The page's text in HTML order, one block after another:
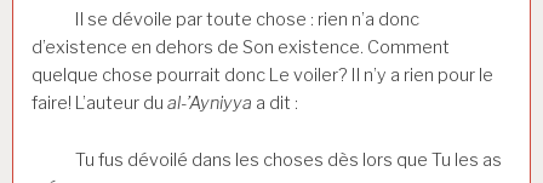
Il se dévoile par toute chose : rien n’a donc
d’existence en dehors de Son existence. Comment
quelque chose pourrait donc Le voiler? Il n’y a rien pour le
faire! L’auteur du al-’Ayniyya a dit :
Tu fus dévoilé dans les choses dès lors que Tu les as